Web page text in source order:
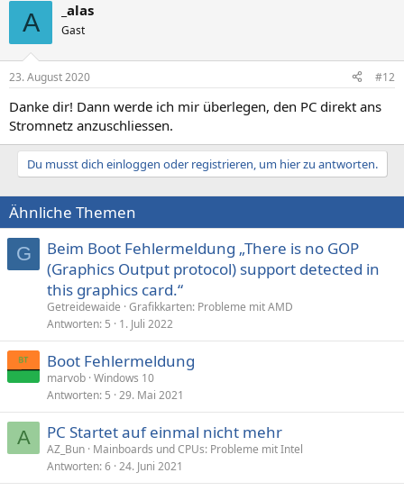
A _alas
Gast
23. August 2020 #12
Danke dir! Dann werde ich mir überlegen, den PC direkt ans
Stromnetz anzuschliessen.
Du musst dich einloggen oder registrieren, um hier zu antworten.
Ähnliche Themen
G
Beim Boot Fehlermeldung „There is no GOP
(Graphics Output protocol) support detected in
this graphics card.“
Getreidewaide Grafikkarten: Probleme mit AMD
Antworten 5 1. Juli 2022
Boot Fehlermeldung
marvob Windows 10
Antworten 5 29. Mai 2021
A PC Startet auf einmal nicht mehr
AZ_Bun Mainboards und CPUs: Probleme mit Intel
Antworten 6 24. Juni 2021